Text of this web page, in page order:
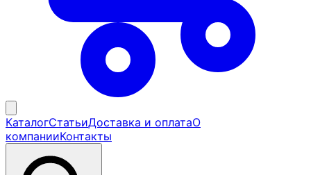
КаталогСтатьиДоставка и оплатаО
компанииКонтакты